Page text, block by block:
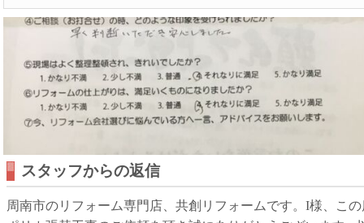
スタッフからの返信
周南市のリフォーム専門店、共創リフォームです。I様、こ